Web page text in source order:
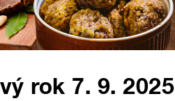
rok 7. 9. 2025